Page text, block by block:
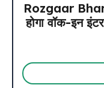
Rozgaar
होगा वॉक-इन